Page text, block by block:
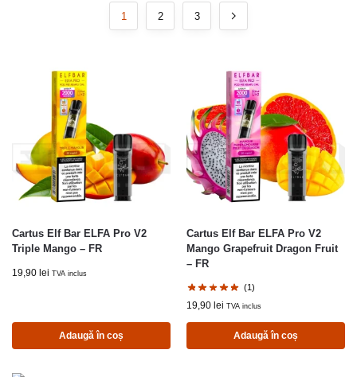
1 2 3
Cartus Elf Bar ELFA Pro V2
Triple Mango – FR
19,90 lei TVA inclus
Adaugă în coș
Cartus Elf Bar ELFA Pro V2
Mango Grapefruit Dragon Fruit
– FR
(1)
19,90 lei TVA inclus
Adaugă în coș